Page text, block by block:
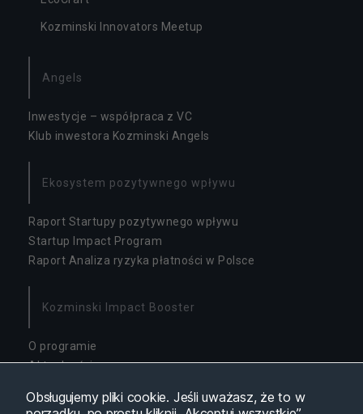
Kozminski Innovators Meetup
Angels
Inwestycje – współpraca z VC
Klub inwestora Kozminski Angels
Ekosystem pozytywnego wpływu
Raport Startupy pozytywnego wpływu
Startup Impact Program
Raport Analiza ryzyka płatności w Polsce
Kozminski Impact Booster
O programie
Aktualności
Obsługujemy pliki cookie. Jeśli uważasz, że to w